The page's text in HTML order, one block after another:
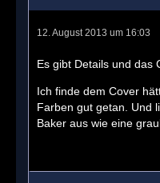
12. August 2013 um 16:03
Es gibt Details und das
Ich finde dem Cover
Farben gut getan. Und
Baker aus wie eine